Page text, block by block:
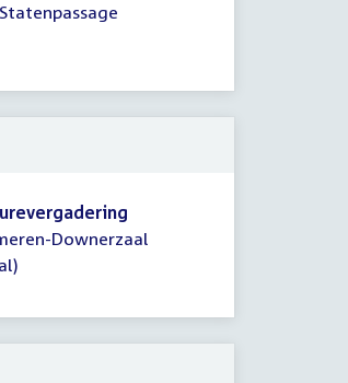
Downerzaal